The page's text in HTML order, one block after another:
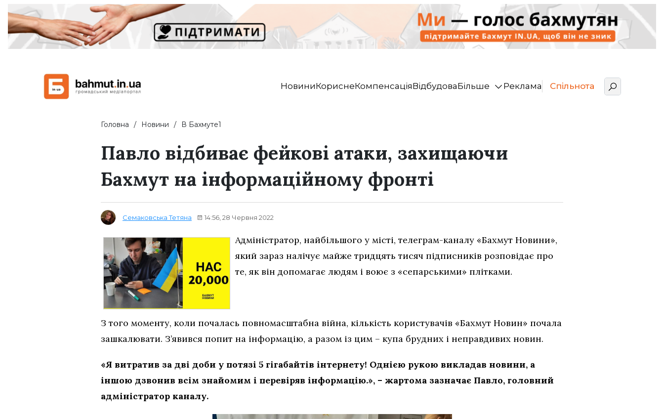
НовиниКориснеКомпенсаціяВідбудоваБільше Реклама Спільнота
Головна Новини В Бахмуте1
Павло відбиває фейкові атаки, захищаючи
Бахмут на інформаційному фронті
Семаковська Тетяна 14:56, 28 Червня 2022
Адміністратор, найбільшого у місті, телеграм-каналу «Бахмут Новини»,
який зараз налічує майже тридцять тисяч підписників розповідає про
те, як він допомагає людям і воює з «сепарськими» плітками.
З того моменту, коли почалась повномасштабна війна, кількість користувачів «Бахмут Новин» почала
зашкалювати. З’явився попит на інформацію, а разом із цим – купа брудних і неправдивих новин.
«Я витратив за дві доби у потязі 5 гігабайтів інтернету! Однією рукою викладав новини, а
іншою дзвонив всім знайомим і перевіряв інформацію.», – жартома зазначає Павло, головний
адміністратор каналу.